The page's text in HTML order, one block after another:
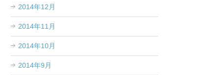
2014年12月
2014年11月
2014年10月
2014年9月